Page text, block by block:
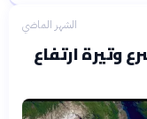
الشهر الماضي
وتيرة ارتفاع